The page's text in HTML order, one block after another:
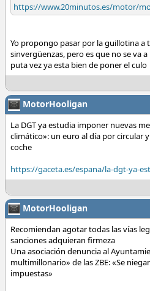
https://www.20minutos.es/motor/
Yo propongo pasar por la guillotina a
sinvergüenzas, pero es que no se va
puta vez ya esta bien de poner el culo
MotorHooligan
La DGT ya estudia imponer nuevas
climático»: un euro al día por circular
coche
https://gaceta.es/espana/la-dgt-ya-
MotorHooligan
Recomiendan agotar todas las vías
sanciones adquieran firmeza
Una asociación denuncia al
multimillonario» de las ZBE: «Se
impuestas»